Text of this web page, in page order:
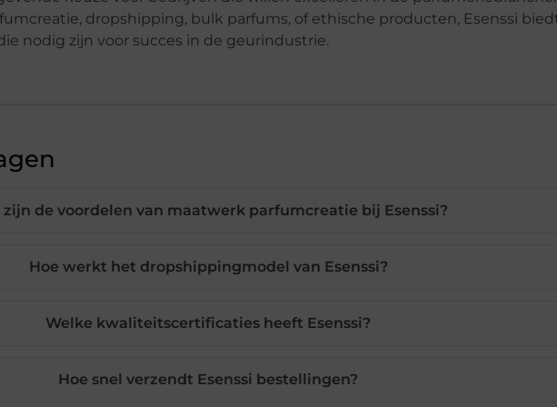
dropshipping, bulk parfums, of ethische producten, Esenssi
nodig zijn voor succes in de geurindustrie.
zijn de voordelen van maatwerk parfumcreatie bij Esenssi?
Hoe werkt het dropshippingmodel van Esenssi?
Welke kwaliteitscertificaties heeft Esenssi?
Hoe snel verzendt Esenssi bestellingen?